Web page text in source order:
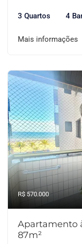
3 Quartos 4
Mais informações
R$ 570.000
Apartamento
87m²